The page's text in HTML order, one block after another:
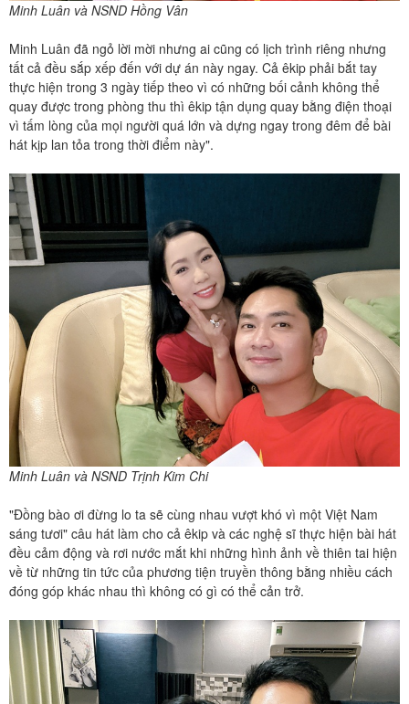
Minh Luân và NSND Hồng Vân
Minh Luân đã ngỏ lời mời nhưng ai cũng có lịch trình riêng nhưng
tất cả đều sắp xếp đến với dự án này ngay. Cả êkip phải bắt tay
thực hiện trong 3 ngày tiếp theo vì có những bối cảnh không thể
quay được trong phòng thu thì êkip tận dụng quay bằng điện thoại
vì tấm lòng của mọi người quá lớn và dựng ngay trong đêm để bài
hát kịp lan tỏa trong thời điểm này".
Minh Luân và NSND Trịnh Kim Chi
"Đồng bào ơi đừng lo ta sẽ cùng nhau vượt khó vì một Việt Nam
sáng tươi" câu hát làm cho cả êkip và các nghệ sĩ thực hiện bài hát
đều cảm động và rơi nước mắt khi những hình ảnh về thiên tai hiện
về từ những tin tức của phương tiện truyền thông bằng nhiều cách
đóng góp khác nhau thì không có gì có thể cản trở.